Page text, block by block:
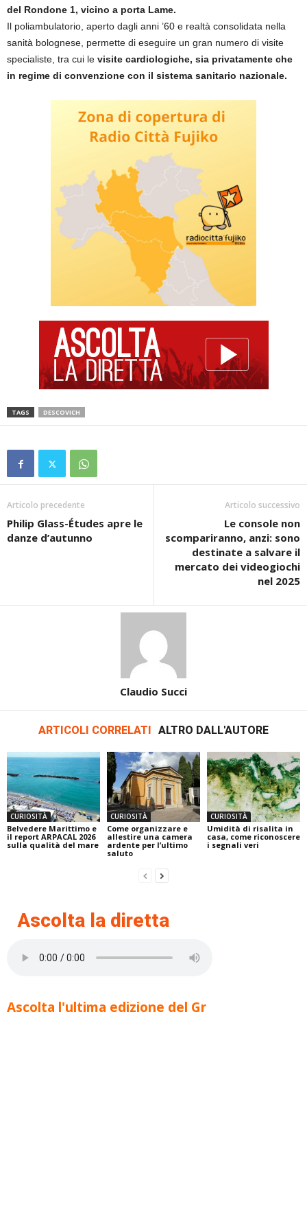
del Rondone 1, vicino a porta Lame.
Il poliambulatorio, aperto dagli anni ’60 e realtà consolidata nella
sanità bolognese, permette di eseguire un gran numero di visite
specialiste, tra cui le visite cardiologiche, sia privatamente che
in regime di convenzione con il sistema sanitario nazionale.
TAGS DESCOVICH
Articolo precedente
Philip Glass-Études apre le
danze d’autunno
Articolo successivo
Le console non
scompariranno, anzi: sono
destinate a salvare il
mercato dei videogiochi
nel 2025
Claudio Succi
ARTICOLI CORRELATI ALTRO DALL'AUTORE
CURIOSITÀ
Belvedere Marittimo e
il report ARPACAL 2026
sulla qualità del mare
CURIOSITÀ
Come organizzare e
allestire una camera
ardente per l’ultimo
saluto
CURIOSITÀ
Umidità di risalita in
casa, come riconoscere
i segnali veri
Ascolta la diretta
Ascolta l'ultima edizione del Gr